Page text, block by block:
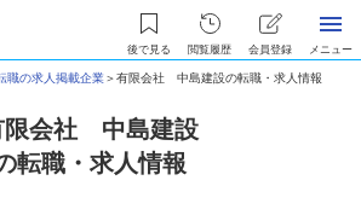
後で見る 閲覧履歴 会員登録 メニュー
職の求人掲載企業＞有限会社 中島建設の転職・求人情報
限会社 中島建設
転職・求人情報